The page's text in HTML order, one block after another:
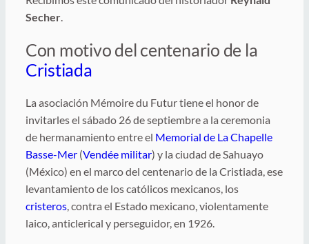
Secher.
Con motivo del centenario de la
Cristiada
La asociación Mémoire du Futur tiene el honor de
invitarles el sábado 26 de septiembre a la ceremonia
de hermanamiento entre el Memorial de La Chapelle
Basse-Mer(Vendée militar) y la ciudad de Sahuayo
(México) en el marco del centenario de la Cristiada, ese
levantamiento de los católicos mexicanos, los
cristeros, contra el Estado mexicano, violentamente
laico, anticlerical y perseguidor, en 1926.